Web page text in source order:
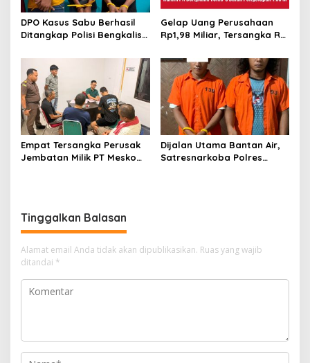
DPO Kasus Sabu Berhasil
Ditangkap Polisi Bengkalis,
Diringkus
Gelap Uang Perusahaan
Rp1,98 Miliar, Tersangka RS
PN Bengkalis, JPU Ajukan
Banding
Empat Tersangka Perusak
Jembatan Milik PT Meskom
Dijalan Utama Bantan Air,
Satresnarkoba Polres
Tinggalkan Balasan
Alamat email Anda tidak akan dipublikasikan. Ruas yang wajib
ditandai *